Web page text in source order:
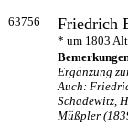
63756 Friedrich
* um 1803
Ergänzung
Auch:
Schadewitz,
Müßpler